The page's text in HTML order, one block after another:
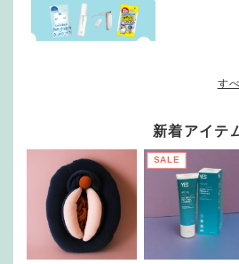
す
新着アイテ
SALE